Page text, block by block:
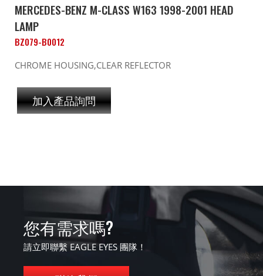
MERCEDES-BENZ M-CLASS W163 1998-2001 HEAD
LAMP
BZ079-B0012
CHROME HOUSING,CLEAR REFLECTOR
加入產品詢問
您有需求嗎?
請立即聯繫 EAGLE EYES 團隊！